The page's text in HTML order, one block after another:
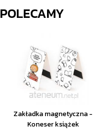
POLECAMY
Zakładka magnetyczna -
Koneser książek